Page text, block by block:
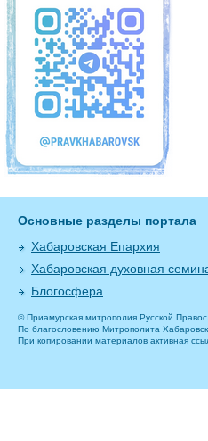
Основные разделы портала
Хабаровская Епархия
Хабаровская духовная
Блогосфера
© Приамурская митрополия Русской
По благословению Митрополита
При копировании материалов активная